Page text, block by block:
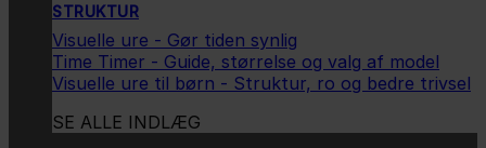
STRUKTUR
Visuelle ure - Gør tiden synlig
Time Timer - Guide, størrelse og valg af model
Visuelle ure til børn - Struktur, ro og bedre trivsel
SE ALLE INDLÆG